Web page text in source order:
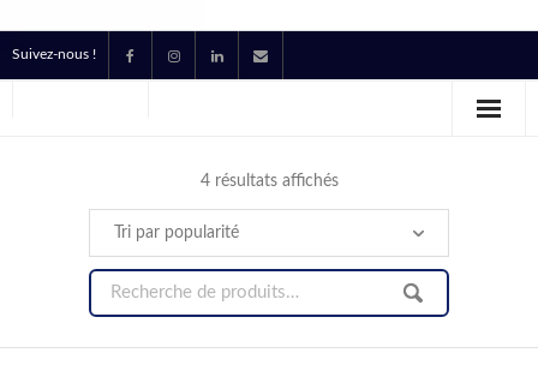
Suivez-nous !
Production
4 résultats affichés